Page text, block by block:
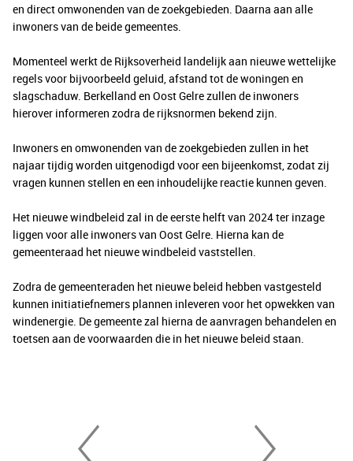
en direct omwonenden van de zoekgebieden. Daarna aan alle
inwoners van de beide gemeentes.
Momenteel werkt de Rijksoverheid landelijk aan nieuwe wettelijke
regels voor bijvoorbeeld geluid, afstand tot de woningen en
slagschaduw. Berkelland en Oost Gelre zullen de inwoners
hierover informeren zodra de rijksnormen bekend zijn.
Inwoners en omwonenden van de zoekgebieden zullen in het
najaar tijdig worden uitgenodigd voor een bijeenkomst, zodat zij
vragen kunnen stellen en een inhoudelijke reactie kunnen geven.
Het nieuwe windbeleid zal in de eerste helft van 2024 ter inzage
liggen voor alle inwoners van Oost Gelre. Hierna kan de
gemeenteraad het nieuwe windbeleid vaststellen.
Zodra de gemeenteraden het nieuwe beleid hebben vastgesteld
kunnen initiatiefnemers plannen inleveren voor het opwekken van
windenergie. De gemeente zal hierna de aanvragen behandelen en
toetsen aan de voorwaarden die in het nieuwe beleid staan.